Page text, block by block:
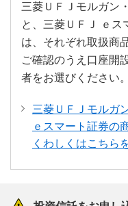
三菱ＵＦＪモルガン
と、三菱ＵＦＪ ｅス
は、それぞれ取扱商
ご確認のうえ口座開
者をお選びください。
三菱ＵＦＪモルガ
ｅスマート証券の
くわしくはこちら